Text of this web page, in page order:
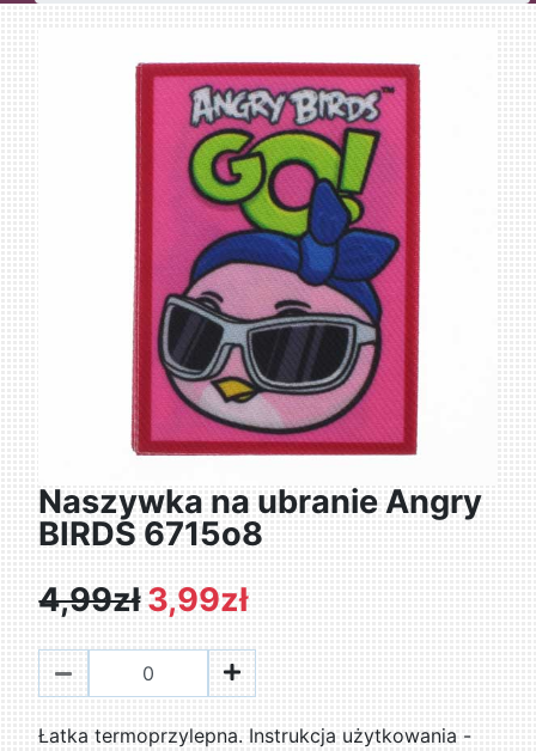
Naszywka na ubranie Angry
BIRDS 6715o8
4,99zł 3,99zł
Łatka termoprzylepna. Instrukcja użytkowania -